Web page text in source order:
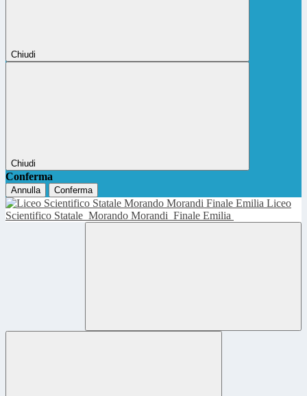
Chiudi
Chiudi
Conferma
Annulla Conferma
Liceo
Scientifico Statale Morando Morandi Finale Emilia